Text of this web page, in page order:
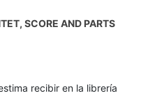
SCORE AND PARTS
recibir en la librería